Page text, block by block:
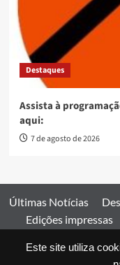
Este site utiliza
Destaques
Assista à
aqui:
7 de agosto de 2026
Últimas Notícias
Edições impressas
Comercial